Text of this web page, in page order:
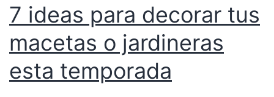
7 ideas para decorar tus
macetas o jardineras
esta temporada